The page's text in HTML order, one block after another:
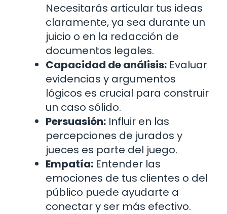
Necesitarás articular tus ideas
claramente, ya sea durante un
juicio o en la redacción de
documentos legales.
Capacidad de análisis: Evaluar
evidencias y argumentos
lógicos es crucial para construir
un caso sólido.
Persuasión: Influir en las
percepciones de jurados y
jueces es parte del juego.
Empatía: Entender las
emociones de tus clientes o del
público puede ayudarte a
conectar y ser más efectivo.